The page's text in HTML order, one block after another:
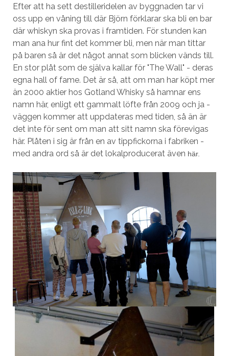
Efter att ha sett destilleridelen av byggnaden tar vi
oss upp en våning till där Björn förklarar ska bli en bar
där whiskyn ska provas i framtiden. För stunden kan
man ana hur fint det kommer bli, men när man tittar
på baren så är det något annat som blicken vänds till.
En stor plåt som de själva kallar för "The Wall" - deras
egna hall of fame. Det är så, att om man har köpt mer
än 2000 aktier hos Gotland Whisky så hamnar ens
namn här, enligt ett gammalt löfte från 2009 och ja -
väggen kommer att uppdateras med tiden, så än är
det inte för sent om man att sitt namn ska förevigas
här. Plåten i sig är från en av tippfickorna i fabriken -
med andra ord så är det lokalproducerat även här.